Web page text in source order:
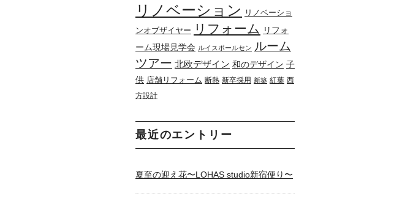
リノベーション
リノベーショ
ンオブザイヤー
リフォーム リフォ
ーム現場見学会 ルイスポールセン ルーム
ツアー 北欧デザイン 和のデザイン 子
供 店舗リフォーム 断熱 新卒採用 新築 紅葉 西
方設計
最近のエントリー
夏至の迎え花〜LOHAS studio新宿便り〜